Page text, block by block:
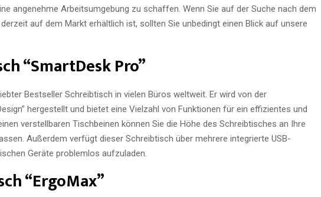
angenehme Arbeitsumgebung zu schaffen. Wenn Sie auf der Suche nach dem
auf dem Markt erhältlich ist, sollten Sie unbedingt einen Blick auf unsere
“SmartDesk Pro”
Bestseller Schreibtisch in vielen Büros weltweit. Er wird von der
hergestellt und bietet eine Vielzahl von Funktionen für ein effizientes und
verstellbaren Tischbeinen können Sie die Höhe des Schreibtisches an Ihre
Außerdem verfügt dieser Schreibtisch über mehrere integrierte USB-
Geräte problemlos aufzuladen.
“ErgoMax”